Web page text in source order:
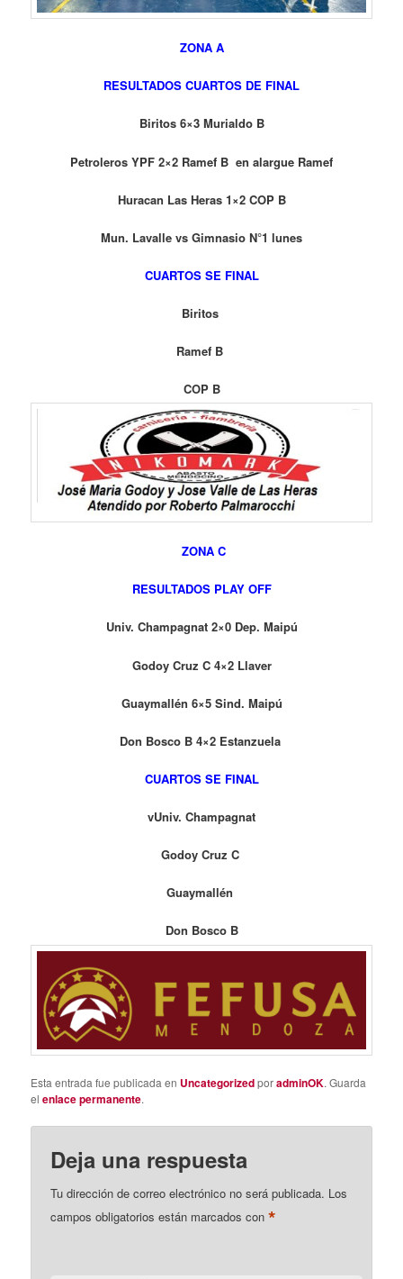
ZONA A
RESULTADOS CUARTOS DE FINAL
Biritos 6×3 Murialdo B
Petroleros YPF 2×2 Ramef B en alargue Ramef
Huracan Las Heras 1×2 COP B
Mun. Lavalle vs Gimnasio N°1 lunes
CUARTOS SE FINAL
Biritos
Ramef B
COP B
ZONA C
RESULTADOS PLAY OFF
Univ. Champagnat 2×0 Dep. Maipú
Godoy Cruz C 4×2 Llaver
Guaymallén 6×5 Sind. Maipú
Don Bosco B 4×2 Estanzuela
CUARTOS SE FINAL
vUniv. Champagnat
Godoy Cruz C
Guaymallén
Don Bosco B
Esta entrada fue publicada en UncategorizedporadminOK. Guarda
elenlace permanente.
Deja una respuesta
Tu dirección de correo electrónico no será publicada. Los
campos obligatorios están marcados con*